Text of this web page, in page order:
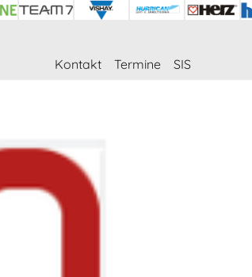
Kontakt Termine SIS